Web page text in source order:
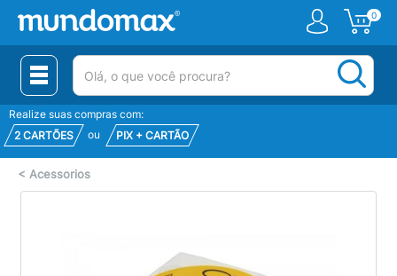
0
(pesquisar)
Realize suas compras com:
2 CARTÕES
ou PIX + CARTÃO
< Acessorios